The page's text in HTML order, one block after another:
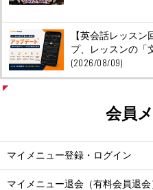
【英会話レッス
プ、レッスンの「
(2026/08/09)
会員
マイメニュー登録・ログイン
マイメニュー退会（有料会員退会